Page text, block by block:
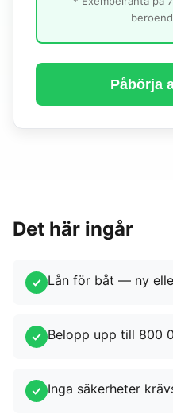
Påbörja
Det här ingår
Lån för båt — ny
Belopp upp till 800
Inga säkerheter